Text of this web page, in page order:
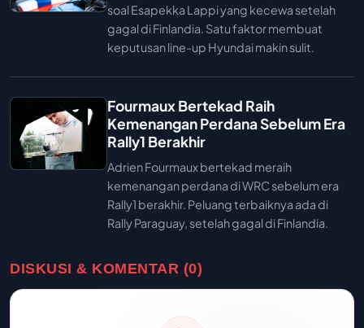
soal Esapekka Lappi yang kecewa setelah
gagal di Finlandia. Satu faktor membuat
keputusan line-up Hyundai makin sulit.
Fourmaux Bertekad Raih
Kemenangan Perdana Sebelum Era
Rally1 Berakhir
Adrien Fourmaux bertekad meraih
kemenangan perdana di WRC sebelum era
Rally1 berakhir. Peluang terbaiknya ada di
Rally Paraguay, setelah gagal di Finlandia.
DISKUSI & KOMENTAR (0)